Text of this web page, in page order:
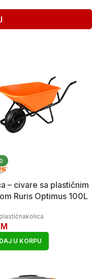
– civare sa plastičnim
Ruris Optimus 100L
plastičnakolica
U KORPU